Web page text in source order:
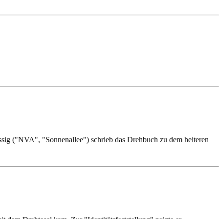
("NVA", "Sonnenallee") schrieb das Drehbuch zu dem heiteren